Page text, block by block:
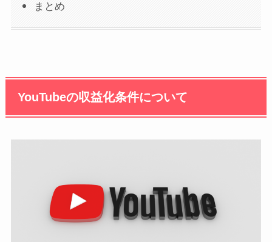
まとめ
YouTubeの収益化条件について